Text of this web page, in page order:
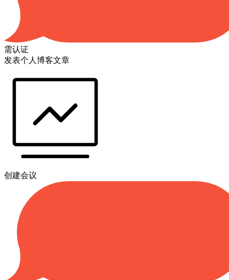
需认证
发表个人博客文章
创建会议